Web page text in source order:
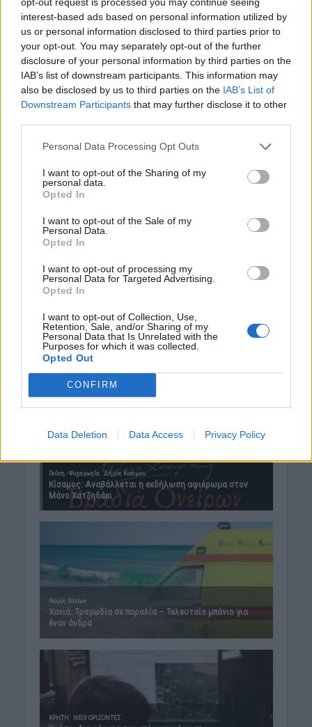
interest-based ads based on personal information utilized by
us or personal information disclosed to third parties prior to
your opt-out. You may separately opt-out of the further
disclosure of your personal information by third parties on the
IAB’s list of downstream participants. This information may
also be disclosed by us to third parties on the IAB’s List of
Downstream Participants that may further disclose it to other
Personal Data Processing Opt Outs
I want to opt-out of the Sharing of my
personal data.
Opted In
I want to opt-out of the Sale of my
Personal Data.
Opted In
I want to opt-out of processing my
Personal Data for Targeted Advertising.
Opted In
I want to opt-out of Collection, Use,
Retention, Sale, and/or Sharing of my
Personal Data that Is Unrelated with the
Purposes for which it was collected.
Opted Out
CONFIRM
Data Deletion Data Access Privacy Policy